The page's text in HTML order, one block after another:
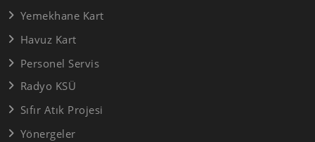
Yemekhane Kart
Havuz Kart
Personel Servis
Radyo KSÜ
Sıfır Atık Projesi
Yönergeler